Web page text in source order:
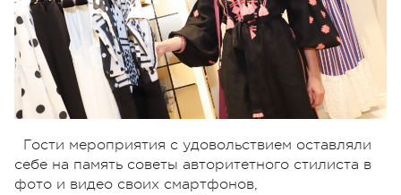
Гости мероприятия с удовольствием оставляли
себе на память советы авторитетного стилиста в
фото и видео своих смартфонов,